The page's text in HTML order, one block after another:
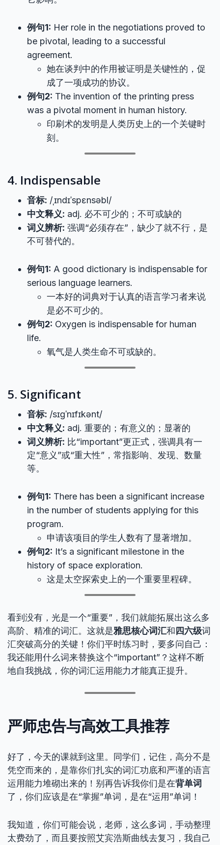
例句1: Her role in the negotiations proved to
be pivotal, leading to a successful
agreement.
她在谈判中的作用被证明是关键性的，促
成了一项成功的协议。
例句2: The invention of the printing press
was a pivotal moment in human history.
印刷术的发明是人类历史上的一个关键时
刻。
4. Indispensable
音标: /ˌɪndɪˈspɛnsəbl/
中文释义: adj. 必不可少的；不可或缺的
词义辨析: 强调“必须存在”，缺少了就不行，是
不可替代的。
例句1: A good dictionary is indispensable for
serious language learners.
一本好的词典对于认真的语言学习者来说
是必不可少的。
例句2: Oxygen is indispensable for human
life.
氧气是人类生命不可或缺的。
5. Significant
音标: /sɪɡˈnɪfɪkənt/
中文释义: adj. 重要的；有意义的；显著的
词义辨析: 比“important”更正式，强调具有一
定“意义”或“重大性”，常指影响、发现、数量
等。
例句1: There has been a significant increase
in the number of students applying for this
program.
申请该项目的学生人数有了显著增加。
例句2: It’s a significant milestone in the
history of space exploration.
这是太空探索史上的一个重要里程碑。
看到没有，光是一个“重要”，我们就能拓展出这么多
高阶、精准的词汇。这就是雅思核心词汇和 四六级词
汇突破高分的关键！你们平时练习时，要多问自己：
我还能用什么词来替换这个“important”？这样不断
地自我挑战，你的词汇运用能力才能真正提升。
严师忠告与高效工具推荐
好了，今天的课就到这里。同学们，记住，高分不是
凭空而来的，是靠你们扎实的词汇功底和严谨的语言
运用能力堆砌出来的！别再告诉我你们是在背单词
了，你们应该是在“掌握”单词，是在“运用”单词！
我知道，你们可能会说，老师，这么多词，手动整理
太费劲了，而且要按照艾宾浩斯曲线去复习，我自己